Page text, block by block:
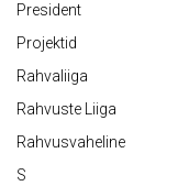
President
Projektid
Rahvaliiga
Rahvuste Liiga
Rahvusvaheline
S